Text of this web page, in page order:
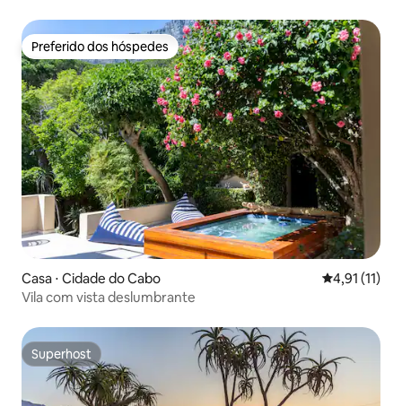
Preferido dos hóspedes
Preferido dos hóspedes
Casa ⋅ Cidade do Cabo 4,91 de uma
4,91 (11)
Vila com vista deslumbrante
Superhost
Superhost